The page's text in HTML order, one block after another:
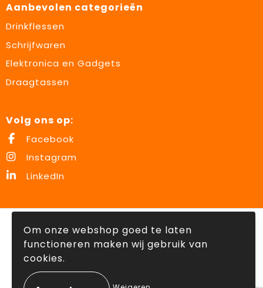
Aanbevolen categorieën
Drinkflessen
Schrijfwaren
Elektronica en Gadgets
Draagtassen
Volg ons op:
Facebook
Instagram
LinkedIn
Om onze webshop goed te laten
functioneren maken wij gebruik van
cookies.